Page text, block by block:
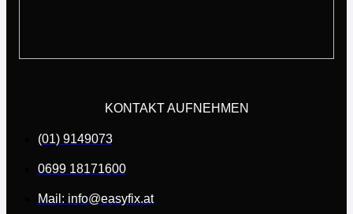
KONTAKT AUFNEHMEN
(01) 9149073
0699 18171600
Mail: info@easyfix.at